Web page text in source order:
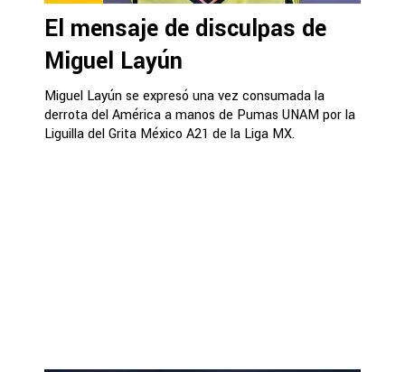
El mensaje de disculpas de
Miguel Layún
Miguel Layún se expresó una vez consumada la
derrota del América a manos de Pumas UNAM por la
Liguilla del Grita México A21 de la Liga MX.